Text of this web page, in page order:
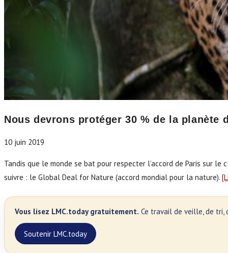
Nous devrons protéger 30 % de la planète
10 juin 2019
Tandis que le monde se bat pour respecter l’accord de Paris sur
suivre : le Global Deal for Nature (accord mondial pour la nature).
Vous lisez LMC.today gratuitement. Ce travail de veille, de tri,
Soutenir LMC.today